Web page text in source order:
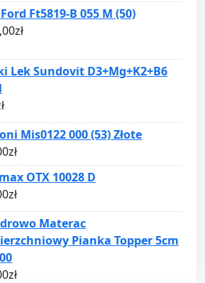
Ft5819-B 055 M (50)
zł
Lek Sundovit D3+Mg+K2+B6
Mis0122 000 (53) Złote
zł
OTX 10028 D
zł
Materac
Pianka Topper 5cm
zł